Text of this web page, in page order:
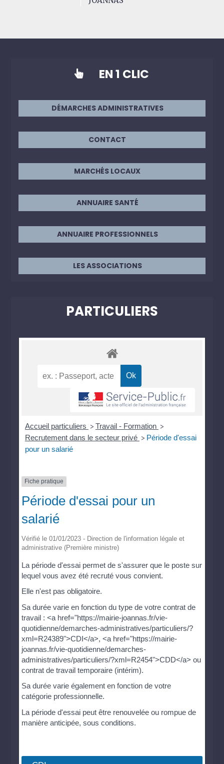
 EN 1 CLIC
DÉMARCHES ADMINISTRATIVES
CONTACT
MARCHÉS LOCAUX
ANNUAIRE SANTÉ
ANNUAIRE PROFESSIONNELS
LES ASSOCIATIONS
PARTICULIERS
Accueil particuliers > Travail - Formation >
Recrutement dans le secteur privé > Période d'essai
pour un salarié
Fiche pratique
Période d'essai pour un
salarié
Vérifié le 01/01/2023 - Direction de l'information légale et
administrative (Première ministre)
La période d'essai permet de s'assurer que le poste sur
lequel vous avez été recruté vous convient.
Elle n'est pas obligatoire.
Sa durée varie en fonction du type de votre contrat de
travail : <a href="https://mairie-joannas.fr/vie-
quotidienne/demarches-administratives/particuliers/?
xml=R24389">CDI</a>, <a href="https://mairie-
joannas.fr/vie-quotidienne/demarches-
administratives/particuliers/?xml=R2454">CDD</a> ou
contrat de travail temporaire (intérim).
Sa durée varie également en fonction de votre
catégorie professionnelle.
La période d'essai peut être renouvelée ou rompue de
manière anticipée, sous conditions.